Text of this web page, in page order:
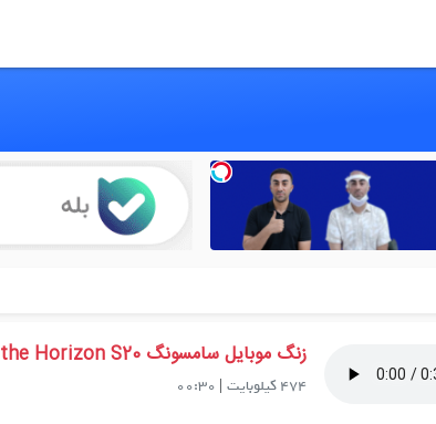
زنگ موبایل سامسونگ Over the Horizon S20 جدید
474 کیلوبایت |
00:30